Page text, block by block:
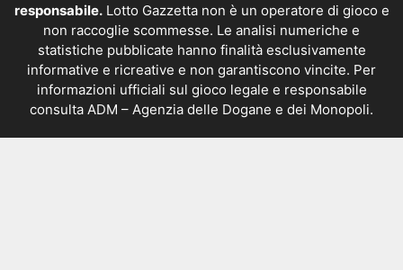
responsabile.Lotto Gazzetta non è un operatore di gioco e
non raccoglie scommesse. Le analisi numeriche e
statistiche pubblicate hanno finalità esclusivamente
informative e ricreative e non garantiscono vincite. Per
informazioni ufficiali sul gioco legale e responsabile
consulta ADM – Agenzia delle Dogane e dei Monopoli.